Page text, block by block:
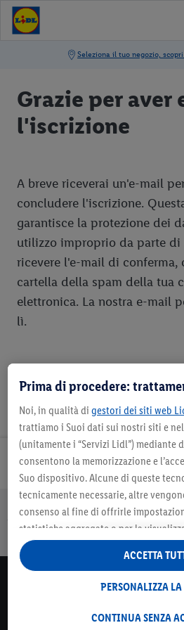
Grazie per
l'iscrizione
A breve riceverai un'e-mail
concludere l'iscrizione.
garantisce la protezione dei
utilizzo improprio da parte di
ricevere l'e-mail di conferma,
cartella della spam della tua
elettronica. La nostra e-mail
lì.
Pagamenti sicuri Spesa online
Lidl
Prima di procedere:
Noi, in qualità di gestori dei siti web
trattiamo i Suoi dati sui nostri siti e
(unitamente i “Servizi Lidl”) mediante
consentono la memorizzazione e
Suo dispositivo. Alcune di queste
tecnicamente necessarie, altre
consenso al fine di offrirle
statistiche aggregate o per la
pubblicitari personalizzati all’interno e
Lidl. Se è iscritto al programma Lidl
Alla voce “Personalizza la scelta” può
CONTINUA SENZA
PERSONALIZZA LA
ACCETTA